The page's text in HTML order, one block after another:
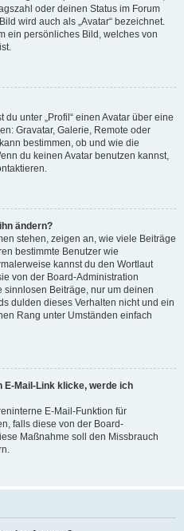
oder deinen Status im Forum
wird auch als „Avatar“ bezeichnet.
ein persönliches Bild, welches von
unter „Profil“ einen Avatar über eine
Gravatar, Galerie, Remote oder
bestimmen, ob und wie die
du keinen Avatar benutzen kannst,
ändern?
stehen, zeigen an, wie viele Beiträge
bestimmte Benutzer wie
kannst du den Wortlaut
von der Board-Administration
Beiträge, nur um deinen
dulden dieses Verhalten nicht und ein
Rang unter Umständen einfach
E-Mail-Link klicke, werde ich
E-Mail-Funktion für
falls diese von der Board-
Maßnahme soll den Missbrauch